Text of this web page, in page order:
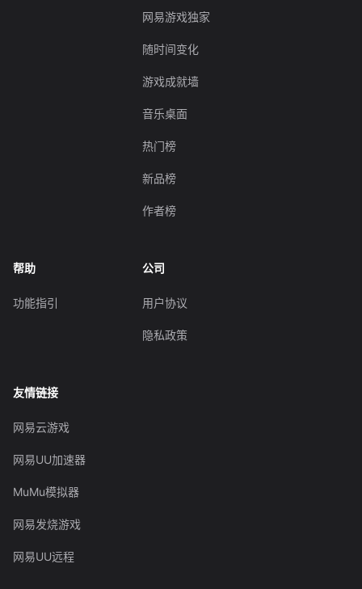
网易游戏独家
随时间变化
游戏成就墙
音乐桌面
热门榜
新品榜
作者榜
帮助
功能指引
公司
用户协议
隐私政策
友情链接
网易云游戏
网易UU加速器
MuMu模拟器
网易发烧游戏
网易UU远程